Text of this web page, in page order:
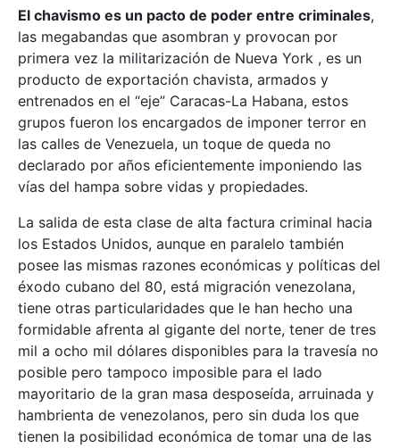
El chavismo es un pacto de poder entre criminales,
las megabandas que asombran y provocan por
primera vez la militarización de Nueva York , es un
producto de exportación chavista, armados y
entrenados en el “eje” Caracas-La Habana, estos
grupos fueron los encargados de imponer terror en
las calles de Venezuela, un toque de queda no
declarado por años eficientemente imponiendo las
vías del hampa sobre vidas y propiedades.
La salida de esta clase de alta factura criminal hacia
los Estados Unidos, aunque en paralelo también
posee las mismas razones económicas y políticas del
éxodo cubano del 80, está migración venezolana,
tiene otras particularidades que le han hecho una
formidable afrenta al gigante del norte, tener de tres
mil a ocho mil dólares disponibles para la travesía no
posible pero tampoco imposible para el lado
mayoritario de la gran masa desposeída, arruinada y
hambrienta de venezolanos, pero sin duda los que
tienen la posibilidad económica de tomar una de las